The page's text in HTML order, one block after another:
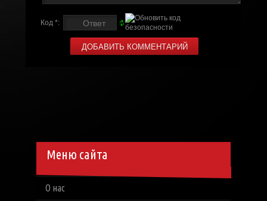
Код *:
Меню сайта
О нас